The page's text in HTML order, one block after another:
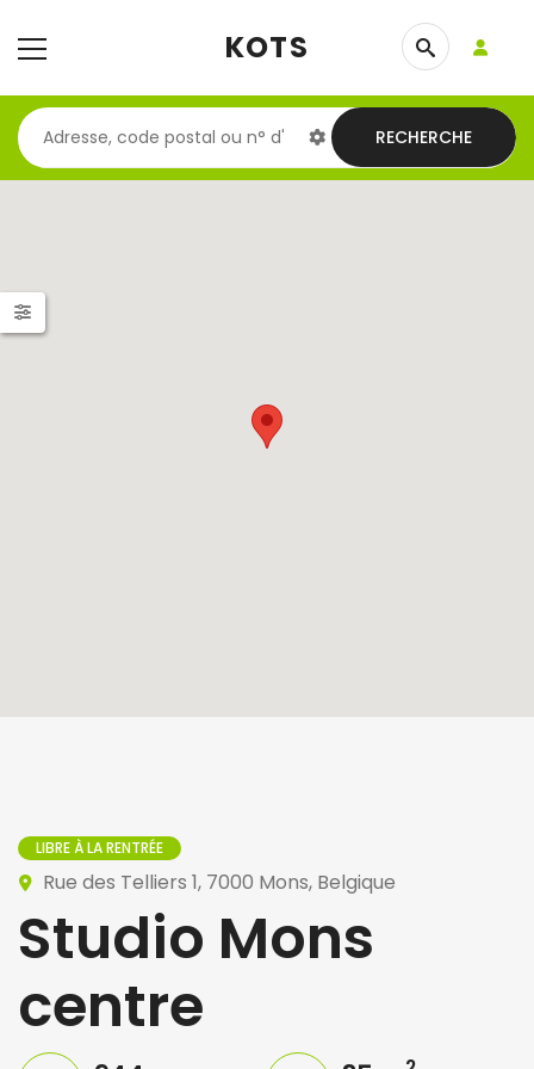
KOTS
RECHERCHE
LIBRE À LA RENTRÉE
Rue des Telliers 1, 7000 Mons, Belgique
Studio Mons
centre